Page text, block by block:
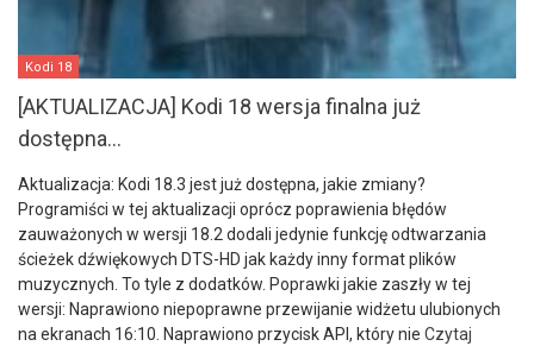
Kodi 18
[AKTUALIZACJA] Kodi 18 wersja finalna już
dostępna...
Aktualizacja: Kodi 18.3 jest już dostępna, jakie zmiany?
Programiści w tej aktualizacji oprócz poprawienia błędów
zauważonych w wersji 18.2 dodali jedynie funkcję odtwarzania
ścieżek dźwiękowych DTS-HD jak każdy inny format plików
muzycznych. To tyle z dodatków. Poprawki jakie zaszły w tej
wersji: Naprawiono niepoprawne przewijanie widżetu ulubionych
na ekranach 16:10. Naprawiono przycisk API, który nie Czytaj